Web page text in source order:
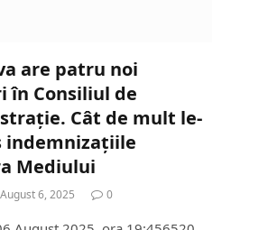
are patru noi
în Consiliul de
Cât de mult le-
indemnizațiile
Mediului
August 6, 2025 0